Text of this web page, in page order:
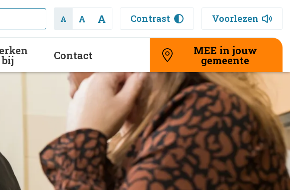
A A A Contrast Voorlezen
bij Contact MEE in jouw
gemeente